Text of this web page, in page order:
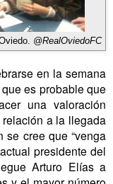
@RealOviedoFC
en la semana
es probable que
una valoración
a la llegada
se cree que “venga
presidente del
Arturo Elías a